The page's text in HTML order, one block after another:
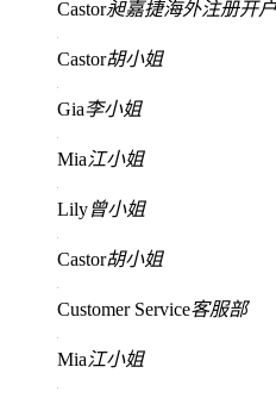
Castor昶嘉捷海外注册开户
Castor胡小姐
Gia李小姐
Mia江小姐
Lily曾小姐
Castor胡小姐
Customer Service客服部
Mia江小姐